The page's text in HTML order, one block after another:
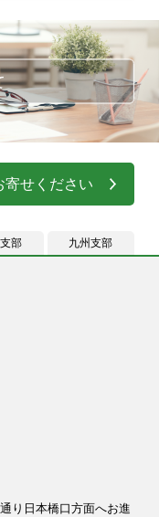
寄せください
部 九州支部
り日本橋口方面へお進